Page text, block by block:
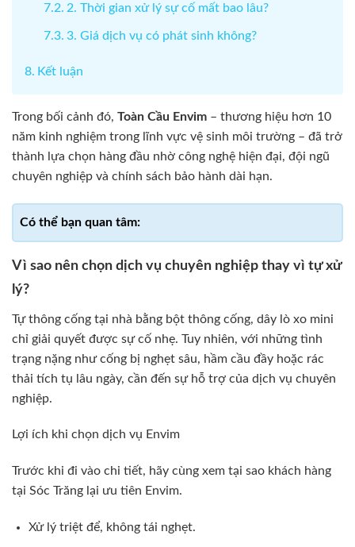
2. Thời gian xử lý sự cố mất bao lâu?
3. Giá dịch vụ có phát sinh không?
Kết luận
Trong bối cảnh đó, Toàn Cầu Envim – thương hiệu hơn 10
năm kinh nghiệm trong lĩnh vực vệ sinh môi trường – đã trở
thành lựa chọn hàng đầu nhờ công nghệ hiện đại, đội ngũ
chuyên nghiệp và chính sách bảo hành dài hạn.
Vì sao nên chọn dịch vụ chuyên nghiệp thay vì tự xử
lý?
Tự thông cống tại nhà bằng bột thông cống, dây lò xo mini
chỉ giải quyết được sự cố nhẹ. Tuy nhiên, với những tình
trạng nặng như cống bị nghẹt sâu, hầm cầu đầy hoặc rác
thải tích tụ lâu ngày, cần đến sự hỗ trợ của dịch vụ chuyên
nghiệp.
Lợi ích khi chọn dịch vụ Envim
Trước khi đi vào chi tiết, hãy cùng xem tại sao khách hàng
tại Sóc Trăng lại ưu tiên Envim.
Xử lý triệt để, không tái nghẹt.